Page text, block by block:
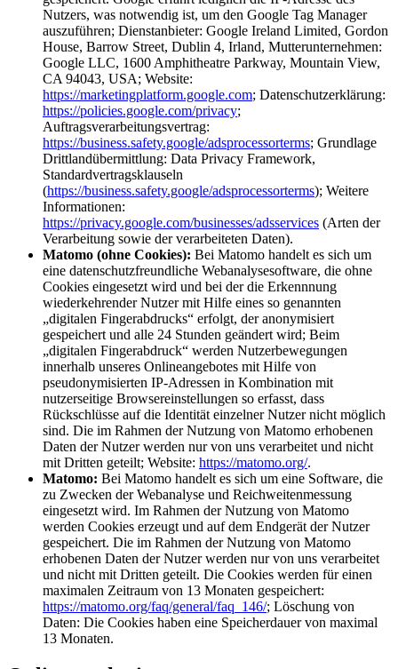
Nutzers, was notwendig ist, um den Google Tag Manager
auszuführen; Dienstanbieter: Google Ireland Limited, Gordon
House, Barrow Street, Dublin 4, Irland, Mutterunternehmen:
Google LLC, 1600 Amphitheatre Parkway, Mountain View,
CA 94043, USA; Website:
https://marketingplatform.google.com; Datenschutzerklärung:
https://policies.google.com/privacy;
Auftragsverarbeitungsvertrag:
https://business.safety.google/adsprocessorterms; Grundlage
Drittlandübermittlung: Data Privacy Framework,
Standardvertragsklauseln
(https://business.safety.google/adsprocessorterms); Weitere
Informationen:
https://privacy.google.com/businesses/adsservices (Arten der
Verarbeitung sowie der verarbeiteten Daten).
Matomo (ohne Cookies): Bei Matomo handelt es sich um
eine datenschutzfreundliche Webanalysesoftware, die ohne
Cookies eingesetzt wird und bei der die Erkennnung
wiederkehrender Nutzer mit Hilfe eines so genannten
„digitalen Fingerabdrucks“ erfolgt, der anonymisiert
gespeichert und alle 24 Stunden geändert wird; Beim
„digitalen Fingerabdruck“ werden Nutzerbewegungen
innerhalb unseres Onlineangebotes mit Hilfe von
pseudonymisierten IP-Adressen in Kombination mit
nutzerseitige Browsereinstellungen so erfasst, dass
Rückschlüsse auf die Identität einzelner Nutzer nicht möglich
sind. Die im Rahmen der Nutzung von Matomo erhobenen
Daten der Nutzer werden nur von uns verarbeitet und nicht
mit Dritten geteilt; Website: https://matomo.org/.
Matomo: Bei Matomo handelt es sich um eine Software, die
zu Zwecken der Webanalyse und Reichweitenmessung
eingesetzt wird. Im Rahmen der Nutzung von Matomo
werden Cookies erzeugt und auf dem Endgerät der Nutzer
gespeichert. Die im Rahmen der Nutzung von Matomo
erhobenen Daten der Nutzer werden nur von uns verarbeitet
und nicht mit Dritten geteilt. Die Cookies werden für einen
maximalen Zeitraum von 13 Monaten gespeichert:
https://matomo.org/faq/general/faq_146/; Löschung von
Daten: Die Cookies haben eine Speicherdauer von maximal
13 Monaten.